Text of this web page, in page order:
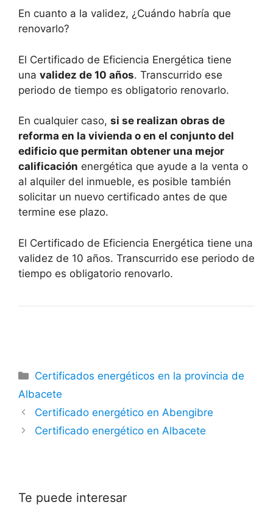
En cuanto a la validez, ¿Cuándo habría que
renovarlo?
El Certificado de Eficiencia Energética tiene
una validez de 10 años. Transcurrido ese
periodo de tiempo es obligatorio renovarlo.
En cualquier caso, si se realizan obras de
reforma en la vivienda o en el conjunto del
edificio que permitan obtener una mejor
calificación energética que ayude a la venta o
al alquiler del inmueble, es posible también
solicitar un nuevo certificado antes de que
termine ese plazo.
El Certificado de Eficiencia Energética tiene una
validez de 10 años. Transcurrido ese periodo de
tiempo es obligatorio renovarlo.
Categorías
Certificados energéticos en la provincia de
Albacete
Certificado energético en Abengibre
Certificado energético en Albacete
Te puede interesar